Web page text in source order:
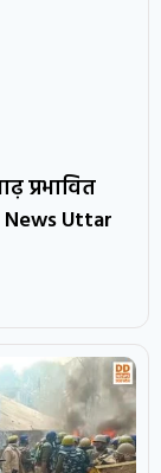
प्रभावित
News Uttar